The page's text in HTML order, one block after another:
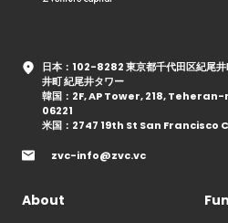
日本：102-8282 東京都千代田区紀尾井
井町 紀尾井タワー
韓国：2F, AP Tower, 218,
06221
米国：2747 19th St San Francisco
zvc-info@zvc.vc
About